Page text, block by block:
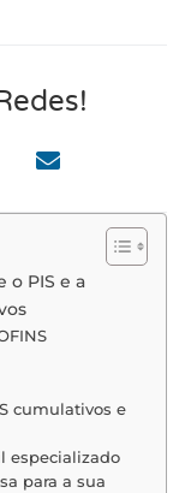
o PIS e a
cumulativos e
especializado
para a sua